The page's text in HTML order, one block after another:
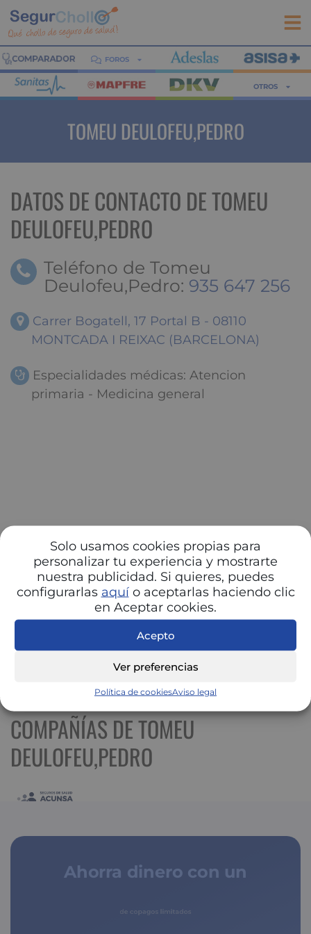
Solo usamos cookies propias para
personalizar tu experiencia y mostrarte
nuestra publicidad. Si quieres, puedes
configurarlas aquío aceptarlas haciendo clic
en Aceptar cookies.
Acepto
Ver preferencias
Política de cookiesAviso legal
FOROS
OTROS
TOMEU DEULOFEU,PEDRO
DATOS DE CONTACTO DE TOMEU
DEULOFEU,PEDRO
Teléfono de Tomeu
Deulofeu,Pedro: 935 647 256
Carrer Bogatell, 17 Portal B - 08110
MONTCADA I REIXAC (BARCELONA)
Especialidades médicas: Atencion
primaria - Medicina general
COMPAÑÍAS DE TOMEU
DEULOFEU,PEDRO
Ahorra dinero con un
de copagos limitados